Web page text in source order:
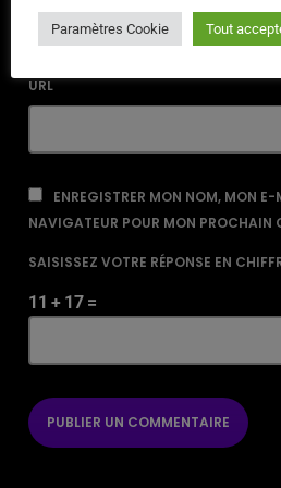
URL
ENREGISTRER MON NOM, MON
NAVIGATEUR POUR MON PROCHAIN
SAISISSEZ VOTRE RÉPONSE EN
11 + 17 =
Paramètres Cookie Tout